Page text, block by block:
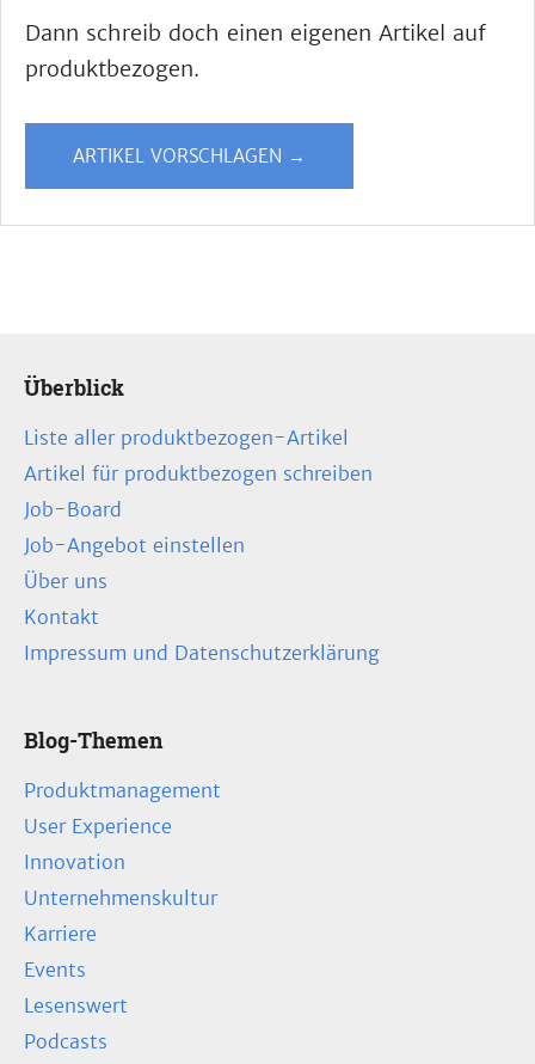
Dann schreib doch einen eigenen Artikel auf
produktbezogen.
ARTIKEL VORSCHLAGEN →
Überblick
Liste aller produktbezogen-Artikel
Artikel für produktbezogen schreiben
Job-Board
Job-Angebot einstellen
Über uns
Kontakt
Impressum und Datenschutzerklärung
Blog-Themen
Produktmanagement
User Experience
Innovation
Unternehmenskultur
Karriere
Events
Lesenswert
Podcasts